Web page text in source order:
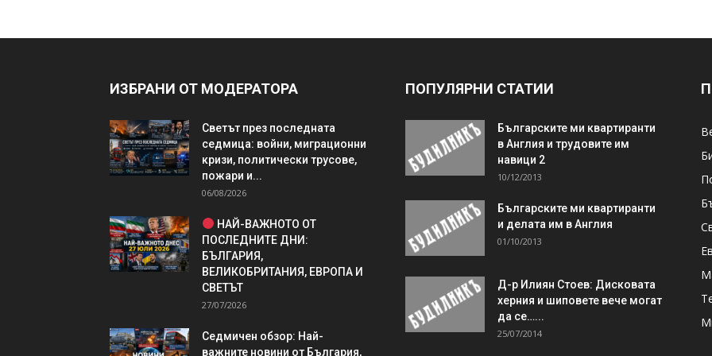
ИЗБРАНИ ОТ МОДЕРАТОРА
Светът през последната
седмица: войни, миграционни
кризи, политически трусове,
пожари и...
06/08/2026
НАЙ-ВАЖНОТО ОТ
ПОСЛЕДНИТЕ ДНИ:
БЪЛГАРИЯ,
ВЕЛИКОБРИТАНИЯ, ЕВРОПА И
СВЕТЪТ
27/07/2026
Седмичен обзор: Най-
важните новини от България,
ПОПУЛЯРНИ СТАТИИ
Българските ми квартиранти
в Англия и трудовите им
навици 2
10/12/2013
Българските ми квартиранти
и делата им в Англия
01/10/2013
Д-р Илиян Стоев: Дисковата
херния и шиповете вече могат
да се…...
25/07/2014